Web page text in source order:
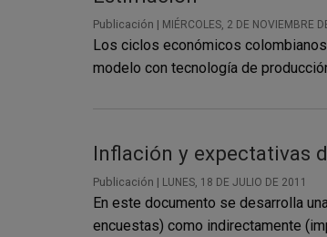
Publicación | MIÉRCOLES, 2 DE NOVIEMBRE
Los ciclos económicos
modelo con tecnología de
Inflación y expectativas
Publicación | LUNES, 18 DE JULIO DE 2011
En este documento se desarrolla
encuestas) como indirectamente